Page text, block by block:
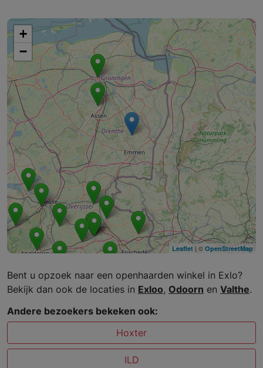
+
−
Leaflet | © OpenStreetMap
Bent u opzoek naar een openhaarden winkel in Exlo?
Bekijk dan ook de locaties in Exloo, Odoorn en Valthe.
Andere bezoekers bekeken ook:
Hoxter
ILD